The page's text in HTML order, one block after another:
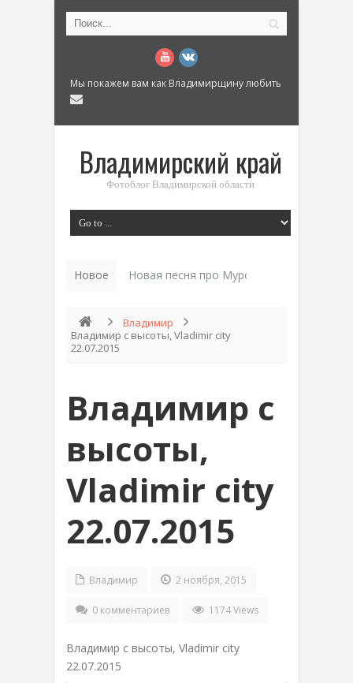
Мы покажем вам как Владимирщину любить
Владимирский край
Фотоблог Владимирской области
Новое Новая песня про Муром: «Былинный
Владимир
Владимир с высоты, Vladimir city
22.07.2015
Владимир с
высоты,
Vladimir city
22.07.2015
Владимир 2 ноября, 2015
0 комментариев 1174 Views
Владимир с высоты, Vladimir city
22.07.2015